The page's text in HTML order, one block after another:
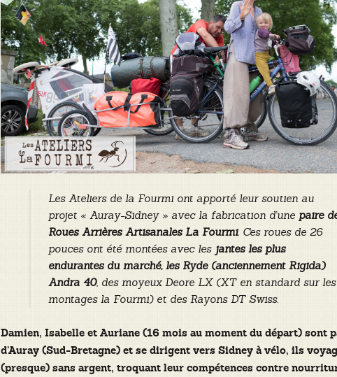
Les Ateliers de la Fourmi ont apporté leur soutien au
projet « Auray-Sidney » avec la fabrication d’une paire
Roues Arrières Artisanales La Fourmi. Ces roues de 26
pouces ont été montées avec les jantes les plus
endurantes du marché, les Ryde (anciennement Rigida)
Andra 40, des moyeux Deore LX (XT en standard sur les
montages la Fourmi) et des Rayons DT Swiss.
Damien, Isabelle et Auriane (16 mois au moment du départ) sont
d’Auray (Sud-Bretagne) et se dirigent vers Sidney à vélo, ils
(presque) sans argent, troquant leur compétences contre